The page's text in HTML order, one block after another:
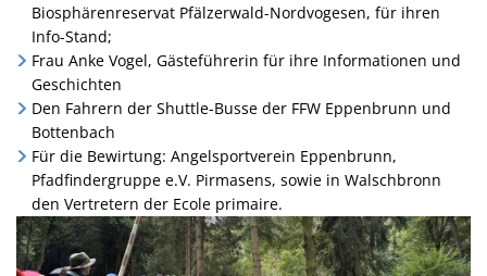
Biosphärenreservat Pfälzerwald-Nordvogesen, für ihren
Info-Stand;
Frau Anke Vogel, Gästeführerin für ihre Informationen und
Geschichten
Den Fahrern der Shuttle-Busse der FFW Eppenbrunn und
Bottenbach
Für die Bewirtung: Angelsportverein Eppenbrunn,
Pfadfindergruppe e.V. Pirmasens, sowie in Walschbronn
den Vertretern der Ecole primaire.